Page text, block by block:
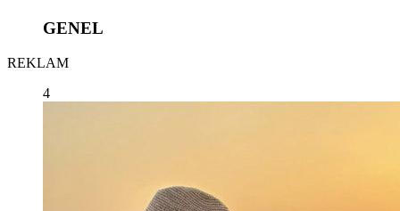
GENEL
REKLAM
4